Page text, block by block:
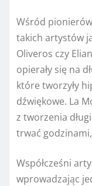
Wśród
takich artystów
Oliveros czy
opierały się na
które tworzyły
dźwiękowe. La
z tworzenia
trwać
Współcześni
wprowadzając